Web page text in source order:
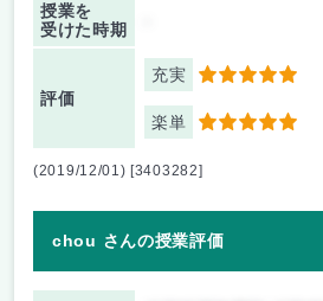
授業を
受けた時期
評価
充実 5
楽単 5
(2019/12/01) [3403282]
chou さんの授業評価